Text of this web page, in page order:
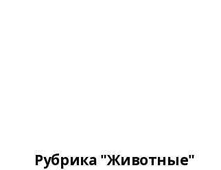
Рубрика "Животные"